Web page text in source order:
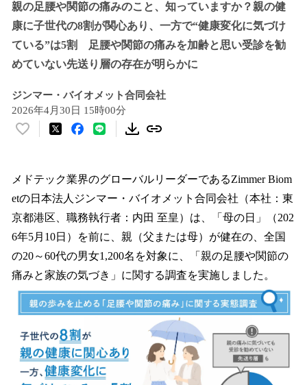
親の足腰や関節の痛みのこと、知っていますか？親の健
康に子世代の8割が関心あり、一方で“健康変化に気づけ
ている”は5割 足腰や関節の痛みを加齢と思い受診を勧
めていない先送り層の存在が明らかに
ジンマー・バイオメット合同会社
2026年4月30日 15時00分
い
！
数
を
読
み
込
中
で
す
メドテック業界のグローバルリーダーであるZimmer Biom
etの日本法人ジンマー・バイオメット合同会社（本社：東
京都港区、職務執行者：内田 至皇）は、「母の日」（202
6年5月10日）を前に、親（父または母）が健在の、全国
の20～60代の男女1,200名を対象に、「親の足腰や関節の
痛みと家族の気づき」に関する調査を実施しました。